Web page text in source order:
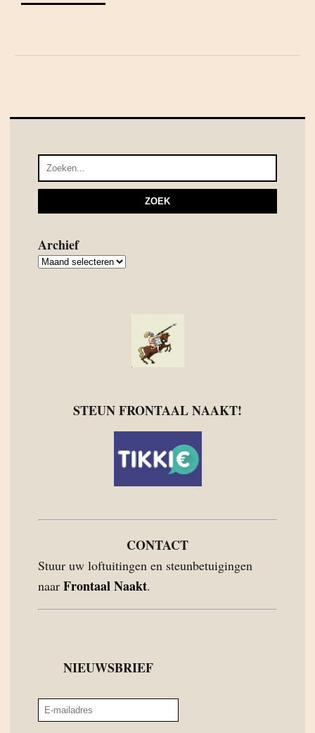
Archief
Archief
STEUN FRONTAAL NAAKT!
CONTACT
Stuur uw loftuitingen en steunbetuigingen
naar Frontaal Naakt.
NIEUWSBRIEF